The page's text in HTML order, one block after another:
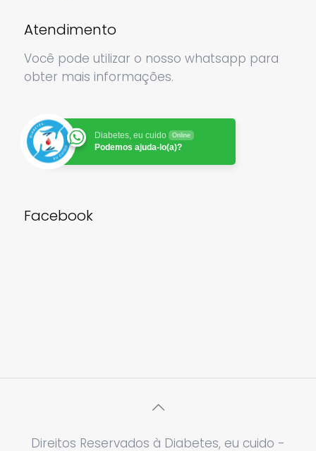
Atendimento
Você pode utilizar o nosso whatsapp para
obter mais informações.
Diabetes, eu cuido Online
Podemos ajuda-lo(a)?
Facebook
Direitos Reservados à Diabetes, eu cuido -